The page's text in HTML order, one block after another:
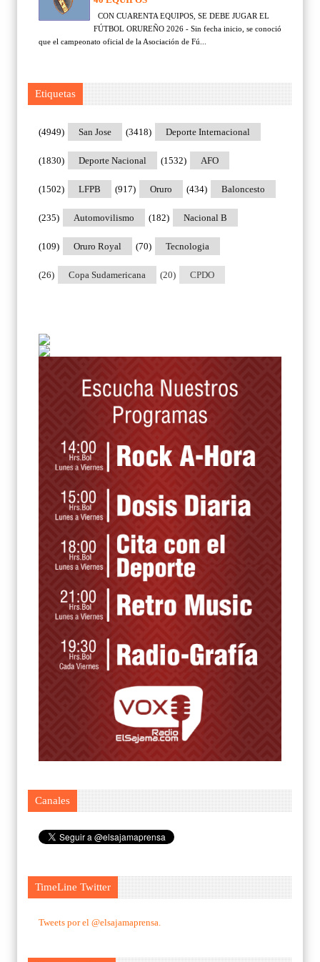
CON CUARENTA EQUIPOS, SE DEBE JUGAR EL
FÚTBOL ORUREÑO 2026 - Sin fecha inicio, se conoció
que el campeonato oficial de la Asociación de Fú...
Etiquetas
San Jose
(4949) Deporte Internacional
(3418)
Deporte Nacional
(1830) AFO
(1532)
LFPB
(1502) Oruro
(917) Baloncesto
(434)
Automovilismo
(235) Nacional B
(182)
Oruro Royal
(109) Tecnologia
(70)
Copa Sudamericana
(26) CPDO
(20)
Canales
TimeLine Twitter
Tweets por el @elsajamaprensa.